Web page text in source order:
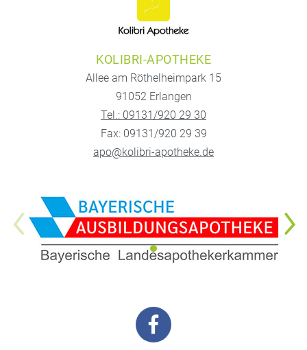
KOLIBRI-APOTHEKE
Allee am Röthelheimpark 15
91052 Erlangen
Tel.: 09131/920 29 30
Fax: 09131/920 29 39
apo@kolibri-apotheke.de